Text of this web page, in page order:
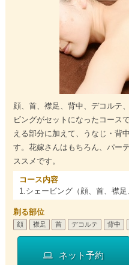
顔、首、襟足、背中、デコルテ
ビングがセットになったコース
える部分に加えて、うなじ・背
す。花嫁さんはもちろん、パー
ススメです。
コース内容
1.シェービング（顔、首、襟
剃る部位
顔 襟足 首 デコルテ 背中
ネット予約